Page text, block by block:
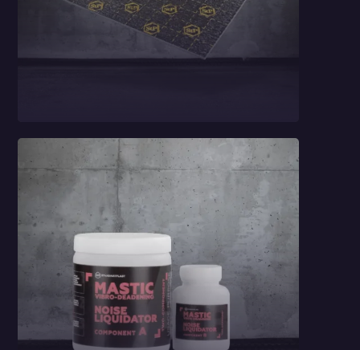
polietylenowa StP
Accent